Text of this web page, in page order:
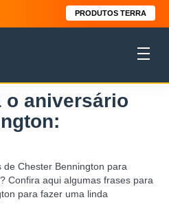
PRODUTOS TERRA
o aniversário
Chester Bennington para
Confira aqui algumas frases para
para fazer uma linda